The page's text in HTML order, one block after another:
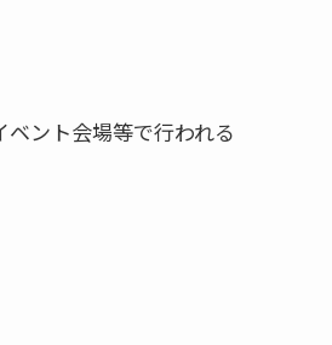
ント会場等で行われる